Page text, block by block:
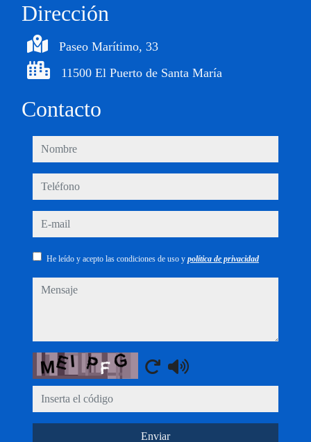
Dirección
Paseo Marítimo, 33
11500 El Puerto de Santa María
Contacto
nombre
teléfono
e-mail
He leído y acepto las condiciones de uso y política de privacidad
mensaje
Captcha
Enviar